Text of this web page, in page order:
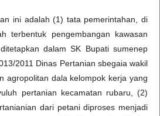
ini adalah (1) tata pemerintahan, di
terbentuk pengembangan kawasan
dalam SK Bupati sumenep
2011 Dinas Pertanian sbegaia wakil
agropolitan dala kelompok kerja yang
pertanian kecamatan rubaru, (2)
dari petani diproses menjadi